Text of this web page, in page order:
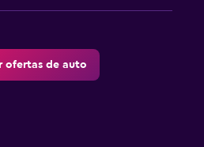
ofertas de auto